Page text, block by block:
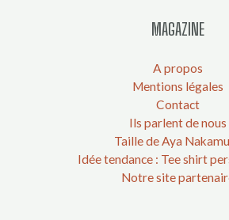
MAGAZINE
A propos
Mentions légales
Contact
Ils parlent de nous
Taille de Aya
Idée tendance : Tee shirt
Notre site